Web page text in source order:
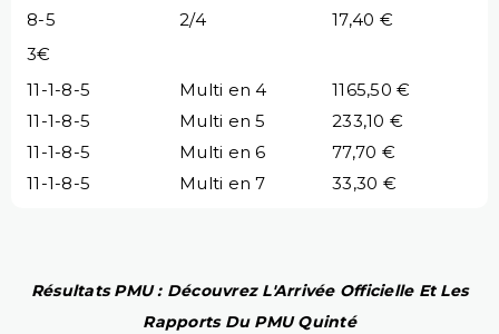
8-5
2/4
17,40 €
3€
11-1-8-5
Multi en 4
1165,50 €
11-1-8-5
Multi en 5
233,10 €
11-1-8-5
Multi en 6
77,70 €
11-1-8-5
Multi en 7 33,30 €
Résultats PMU : Découvrez L'Arrivée Officielle Et Les
Rapports Du PMU Quinté